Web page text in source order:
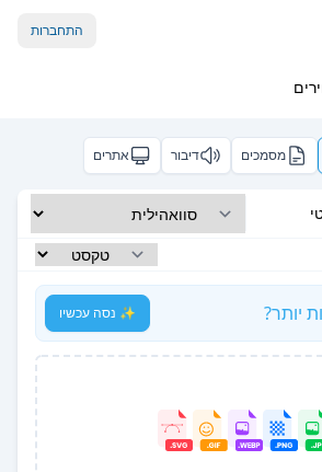
התחברות
מסמכים דיבור אתרים
יותר? ✨ נסה עכשיו